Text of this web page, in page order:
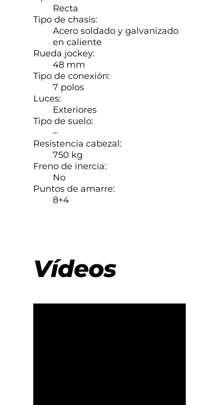
Recta
Tipo de chasis:
Acero soldado y galvanizado
en caliente
Rueda jockey:
48 mm
Tipo de conexión:
7 polos
Luces:
Exteriores
Tipo de suelo:
–
Resistencia cabezal:
750 kg
Freno de inercia:
No
Puntos de amarre:
8+4
Vídeos